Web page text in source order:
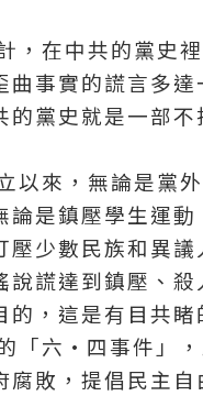
在中共的黨史裡
曲事實的謊言多達
的黨史就是一部不
來，無論是黨外
論是鎮壓學生運動
壓少數民族和異議
說謊達到鎮壓、殺
，這是有目共睹
六·四事件」，
腐敗，提倡民主自